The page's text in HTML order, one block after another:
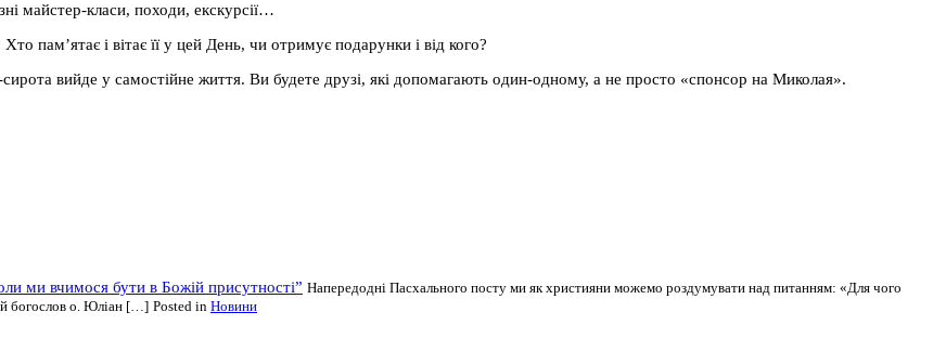
майстер-класи, походи, екскурсії…
пам’ятає і вітає її у цей День, чи отримує подарунки і від кого?
вийде у самостійне життя. Ви будете друзі, які допомагають один-одному, а не просто «спонсор на Миколая».
ми вчимося бути в Божій присутності” Напередодні Пасхального посту ми як християни можемо роздумувати над питанням: «Для чого
богослов о. Юліан […] Posted in Новини